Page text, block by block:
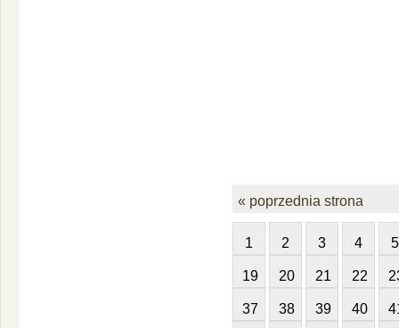
« poprzednia strona
1 2 3 4 5
19 20 21 22
37 38 39 40